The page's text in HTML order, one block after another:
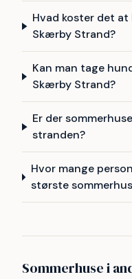
Hvad koster det
Skærby Strand?
Kan man tage
Skærby Strand?
Er der
stranden?
Hvor mange
største
Sommerhuse i